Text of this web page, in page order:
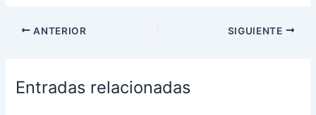
ANTERIOR SIGUIENTE
Entradas relacionadas